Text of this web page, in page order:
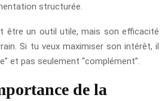
structurée.
être un outil utile, mais son efficacité
Si tu veux maximiser son intérêt, il
et pas seulement “complément”.
de la